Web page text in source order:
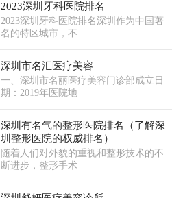
2023深圳牙科医院排名
2023深圳牙科医院排名深圳作为中国著
名的特区城市，不
深圳市名汇医疗美容
一、深圳市名丽医疗美容门诊部成立日
期：2019年医院地
深圳有名气的整形医院排名（了解深
圳整形医院的权威排名）
随着人们对外貌的重视和整形技术的不
断进步，整形手术